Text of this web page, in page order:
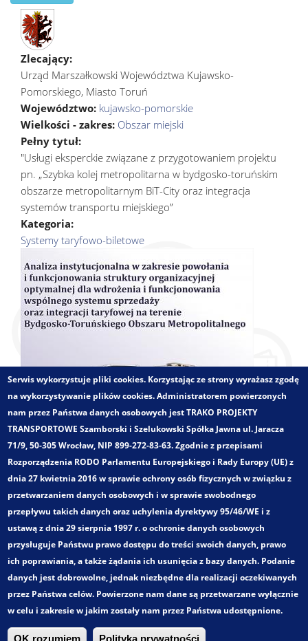
Zlecający:
Urząd Marszałkowski Województwa Kujawsko-
Pomorskiego, Miasto Toruń
Województwo: kujawsko-pomorskie
Wielkości - zakres: Obszar miejski
Pełny tytuł:
"Usługi eksperckie związane z przygotowaniem projektu
pn. „Szybka kolej metropolitarna w bydgosko-toruńskim
obszarze metropolitarnym BiT-City oraz integracja
systemów transportu miejskiego”
Kategoria:
Systemy taryfowo-biletowe
Zakres opracowania:
Tworzenie systemów transportu metropolitalnego i
aglomeracyjnego
Serwis wykorzystuje pliki cookies. Korzystając ze strony wyrażasz zgodę
na wykorzystywanie plików cookies. Administratorem powierzonych
nam przez Państwa danych osobowych jest TRAKO PROJEKTY
TRANSPORTOWE Szamborski i Szelukowski Spółka Jawna ul. Jaracza
71/9, 50-305 Wrocław, NIP 899-272-83-63. Zgodnie z przepisami
Rozporządzenia RODO Parlamentu Europejskiego i Rady Europy (UE) z
dnia 27 kwietnia 2016 w sprawie ochrony osób fizycznych w związku z
przetwarzaniem danych osobowych i w sprawie swobodnego
przepływu takich danych oraz uchylenia dyrektywy 95/46/WE i z
ustawą z dnia 29 sierpnia 1997 r. o ochronie danych osobowych
przysługuje Państwu prawo dostępu do treści swoich danych, prawo
ich poprawiania, a także żądania ich usunięcia z bazy danych. Podanie
danych jest dobrowolne, jednak niezbędne dla realizacji oczekiwanych
przez Państwa celów. Powierzone nam dane są przetwarzane wyłącznie
w celu i zakresie w jakim zostały nam przez Państwa udostępnione.